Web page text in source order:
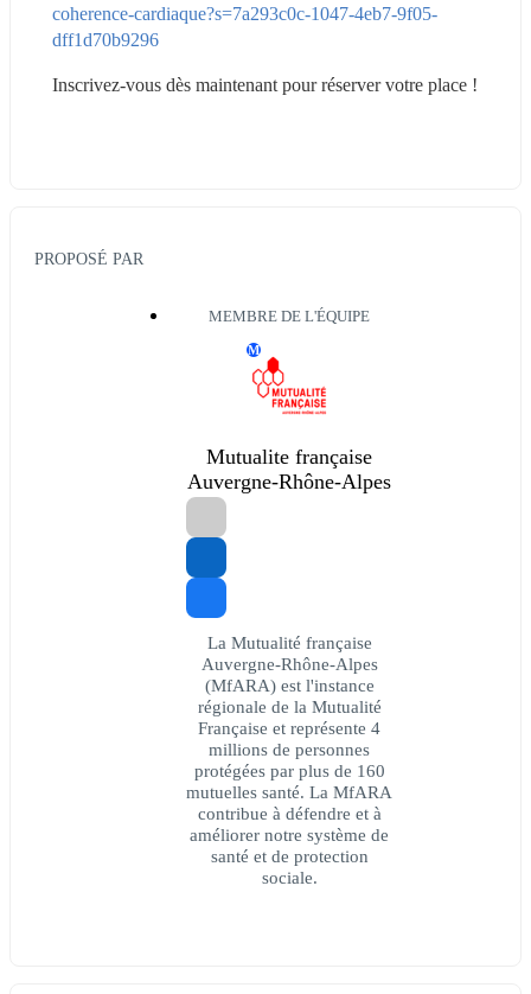
coherence-cardiaque?s=7a293c0c-1047-4eb7-9f05-
dff1d70b9296
Inscrivez-vous dès maintenant pour réserver votre place !
PROPOSÉ PAR
MEMBRE DE L'ÉQUIPE
M
Mutualite française
Auvergne-Rhône-Alpes
La Mutualité française
Auvergne-Rhône-Alpes
(MfARA) est l'instance
régionale de la Mutualité
Française et représente 4
millions de personnes
protégées par plus de 160
mutuelles santé. La MfARA
contribue à défendre et à
améliorer notre système de
santé et de protection
sociale.